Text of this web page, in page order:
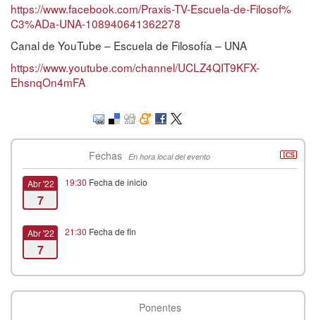
https://www.facebook.com/Praxis-TV-Escuela-de-Filosof%
C3%ADa-UNA-108940641362278
Canal de YouTube – Escuela de Filosofía – UNA
https://www.youtube.com/channel/UCLZ4QIT9KFX-
EhsnqOn4mFA
Fechas En hora local del evento
Abr '22
7
19:30 Fecha de inicio
Abr '22
7
21:30 Fecha de fin
Ponentes